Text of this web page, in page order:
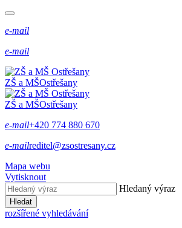
e-mail
e-mail
ZŠ a MŠOstřešany
ZŠ a MŠOstřešany
e-mail+420 774 880 670
e-mailreditel@zsostresany.cz
Mapa webu
Vytisknout
Hledaný výraz
Hledat
rozšířené vyhledávání